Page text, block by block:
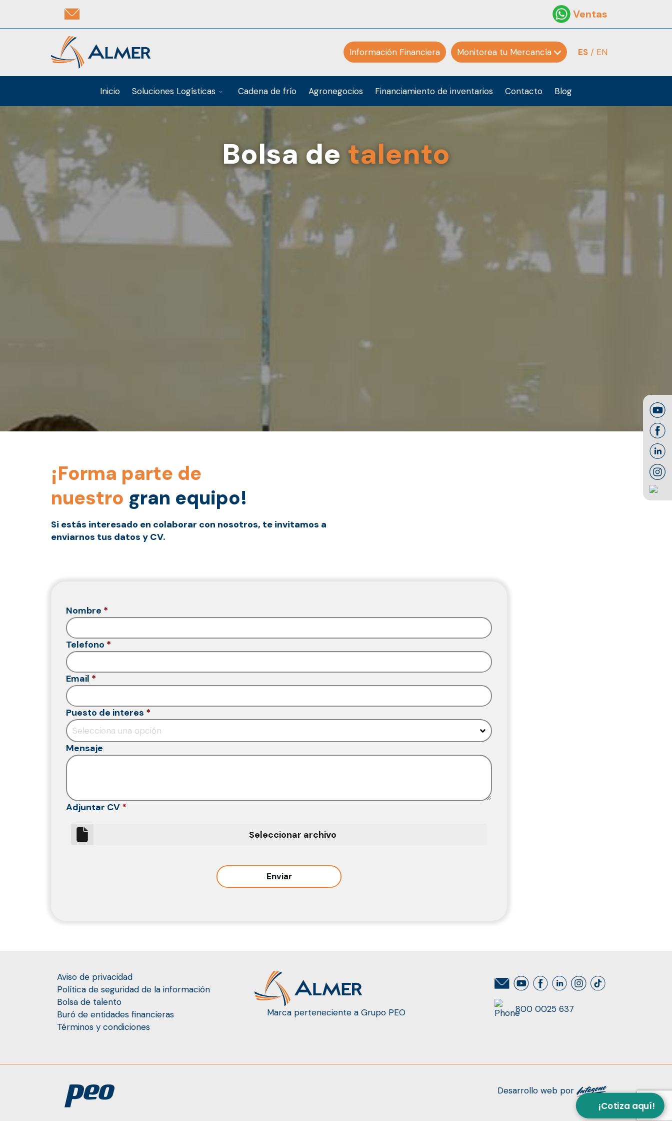
Ventas
Información Financiera Monitorea tu Mercancía ES / EN
Inicio Soluciones Logísticas Cadena de frío Agronegocios Financiamiento de inventarios Contacto Blog
Bolsa de talento
¡Forma parte de
nuestro gran equipo!
Si estás interesado en colaborar con nosotros, te invitamos a
enviarnos tus datos y CV.
Nombre *
Telefono *
Email *
Puesto de interes *
Selecciona una opción
Mensaje
Adjuntar CV *
Seleccionar archivo
Enviar
Aviso de privacidad
Política de seguridad de la información
Bolsa de talento
Buró de entidades financieras
Términos y condiciones
Marca perteneciente a Grupo PEO 800 0025 637
Desarrollo web por
¡Cotiza aquí!